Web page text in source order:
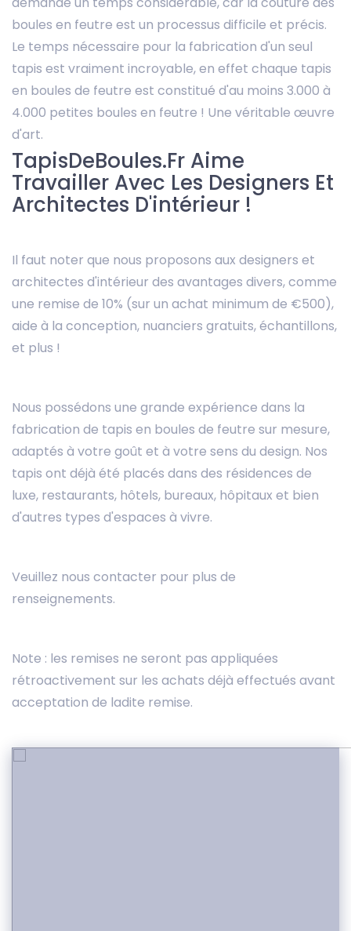
boules en feutre est un processus difficile et précis.
Le temps nécessaire pour la fabrication d'un seul
tapis est vraiment incroyable, en effet chaque tapis
en boules de feutre est constitué d'au moins 3.000 à
4.000 petites boules en feutre ! Une véritable œuvre
d'art.
TapisDeBoules.fr Aime
Travailler Avec Les Designers Et
Architectes D'intérieur !
Il faut noter que nous proposons aux designers et
architectes d'intérieur des avantages divers, comme
une remise de 10% (sur un achat minimum de €500),
aide à la conception, nuanciers gratuits, échantillons,
et plus !
Nous possédons une grande expérience dans la
fabrication de tapis en boules de feutre sur mesure,
adaptés à votre goût et à votre sens du design. Nos
tapis ont déjà été placés dans des résidences de
luxe, restaurants, hôtels, bureaux, hôpitaux et bien
d'autres types d'espaces à vivre.
Veuillez nous contacter pour plus de
renseignements.
Note : les remises ne seront pas appliquées
rétroactivement sur les achats déjà effectués avant
acceptation de ladite remise.